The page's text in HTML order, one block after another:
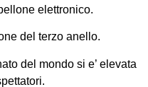
elettronico.
del terzo anello.
del mondo si e’ elevata